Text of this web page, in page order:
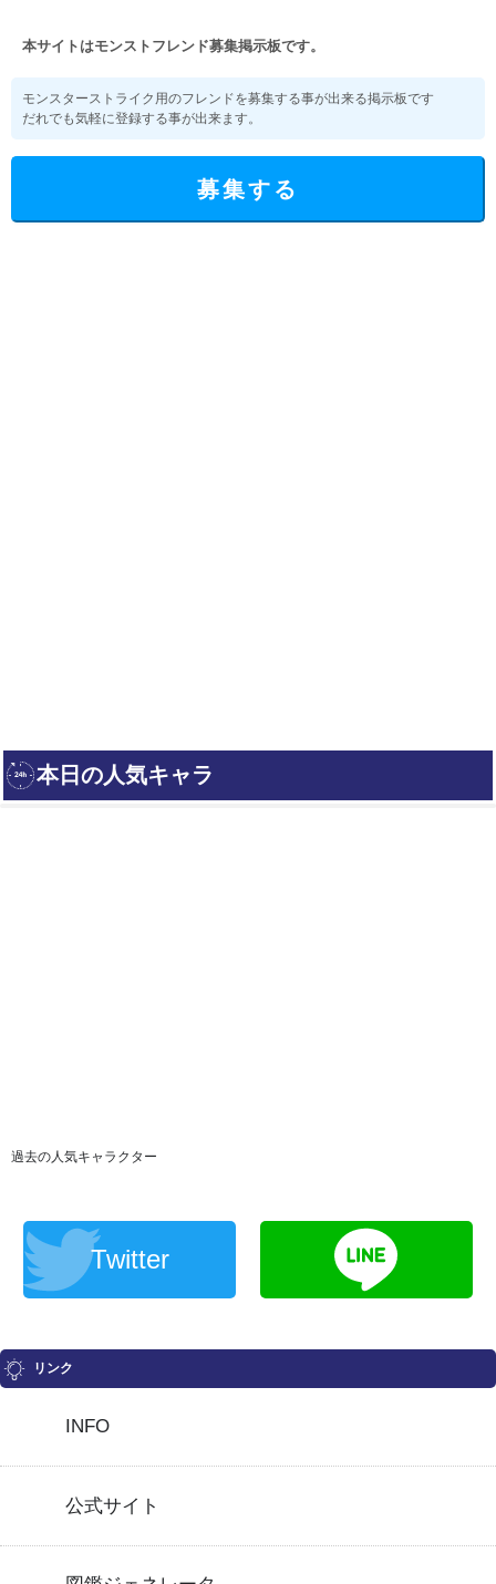
本サイトはモンストフレンド募集掲示板です。
モンスターストライク用のフレンドを募集する事が出来る掲示板です
だれでも気軽に登録する事が出来ます。
募集する
過去の人気キャラクター
Twitter
リンク
INFO
公式サイト